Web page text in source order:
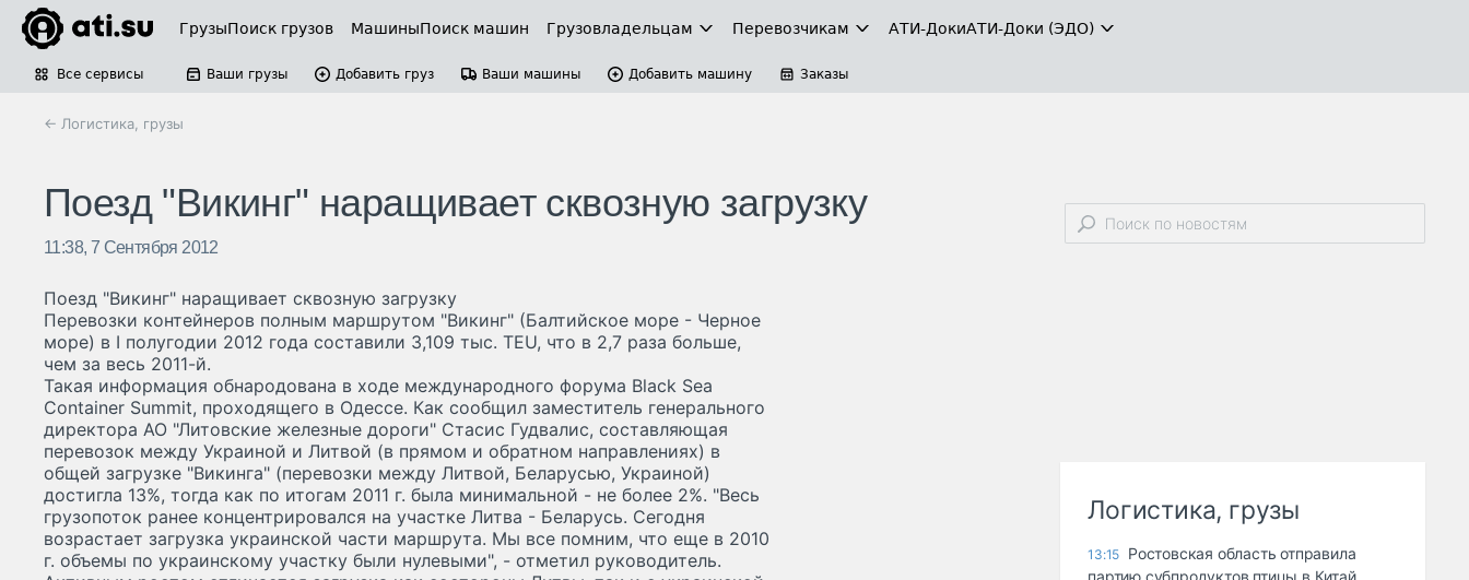
ГрузыПоиск грузов МашиныПоиск машин Грузовладельцам Перевозчикам АТИ-ДокиАТИ-Доки (ЭДО)
Все сервисы Ваши грузы Добавить груз Ваши машины Добавить машину Заказы
← Логистика, грузы
Поезд "Викинг" наращивает сквозную загрузку
11:38, 7 Сентября 2012
Поезд "Викинг" наращивает сквозную загрузку
Перевозки контейнеров полным маршрутом "Викинг" (Балтийское море - Черное
море) в I полугодии 2012 года составили 3,109 тыс. TEU, что в 2,7 раза больше,
чем за весь 2011-й.
Такая информация обнародована в ходе международного форума Black Sea
Container Summit, проходящего в Одессе. Как сообщил заместитель генерального
директора АО "Литовские железные дороги" Стасис Гудвалис, составляющая
перевозок между Украиной и Литвой (в прямом и обратном направлениях) в
общей загрузке "Викинга" (перевозки между Литвой, Беларусью, Украиной)
достигла 13%, тогда как по итогам 2011 г. была минимальной - не более 2%. "Весь
грузопоток ранее концентрировался на участке Литва - Беларусь. Сегодня
возрастает загрузка украинской части маршрута. Мы все помним, что еще в 2010
г. объемы по украинскому участку были нулевыми", - отметил руководитель.
Логистика, грузы
13:15 Ростовская область отправила